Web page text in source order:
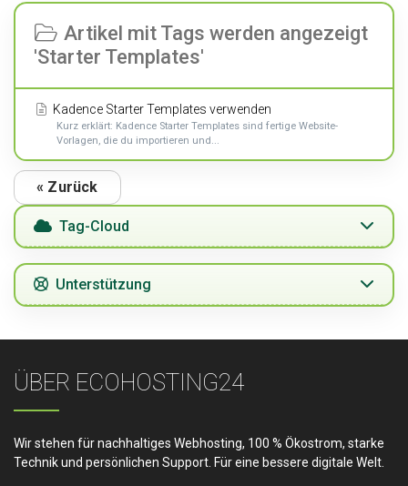
Artikel mit Tags werden angezeigt
'Starter Templates'
Kadence Starter Templates verwenden
Kurz erklärt: Kadence Starter Templates sind fertige Website-
Vorlagen, die du importieren und...
« Zurück
Tag-Cloud
Unterstützung
ÜBER ECOHOSTING24
Wir stehen für nachhaltiges Webhosting, 100 % Ökostrom, starke
Technik und persönlichen Support. Für eine bessere digitale Welt.